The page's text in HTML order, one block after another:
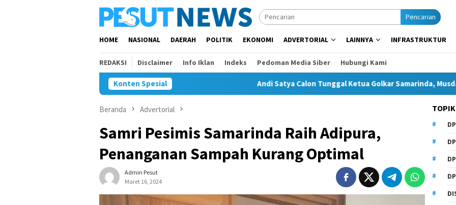
Pencarian
HOME NASIONAL DAERAH POLITIK EKONOMI ADVERTORIAL LAINNYA INFRASTRUKTUR
REDAKSI Disclaimer Info Iklan Indeks Pedoman Media Siber Hubungi Kami
Konten Spesial Andi Satya Calon Tunggal Ketua Golkar Samarinda, Musda Siap
Beranda Advertorial
Samri Pesimis Samarinda Raih Adipura,
Penanganan Sampah Kurang Optimal
Admin Pesut
Maret 16, 2024